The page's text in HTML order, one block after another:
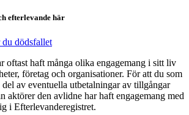
efterlevande här
du dödsfallet
oftast haft många olika engagemang i sitt liv
företag och organisationer. För att du som
av eventuella utbetalningar av tillgångar
aktörer den avlidne har haft engagemang med
i Efterlevanderegistret.